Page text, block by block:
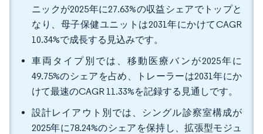
ニックが2025年に27.63%の収益シェアでトップと
なり、母子保健ユニットは2031年にかけてCAGR
10.34%で成長する見込みです。
車両タイプ別では、移動医療バンが2025年に
49.75%のシェアを占め、トレーラーは2031年にか
けて最速のCAGR 11.33%を記録する見通しです。
設計レイアウト別では、シングル診察室構成が
2025年に78.24%のシェアを保持し、拡張型モジュ